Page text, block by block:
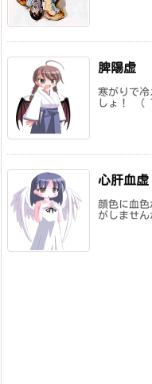
脾陽虚
寒がりで
しょ！ （
心肝血虚
顔色に血
がしませ